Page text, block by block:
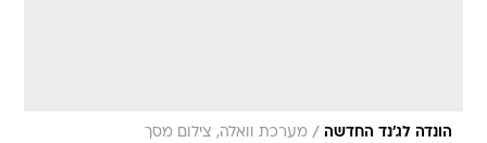
הונדה לג'נד החדשה / מערכת וואלה, צילום מסך